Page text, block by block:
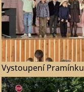
Vystoupení Pramínku